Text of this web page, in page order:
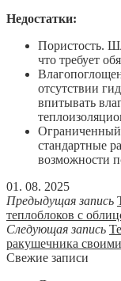
Недостатки:
Пористость.
что требует
отсутствии
впитывать
стандартные
возможности
01. 08. 2025
Предыдущая запись
теплоблоков с
Следующая запись
ракушечника
Свежие записи